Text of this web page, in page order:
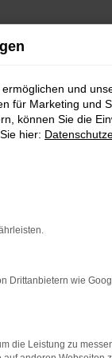
und
für Marketing und
können Sie die
hier:
Drittanbietern wie
die Leistung zu